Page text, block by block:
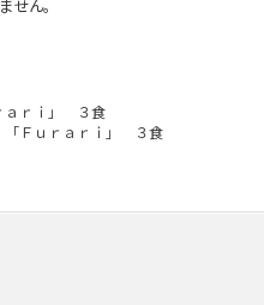
せん。
ａｒｉ」 ３食
Ｆｕｒａｒｉ」 ３食